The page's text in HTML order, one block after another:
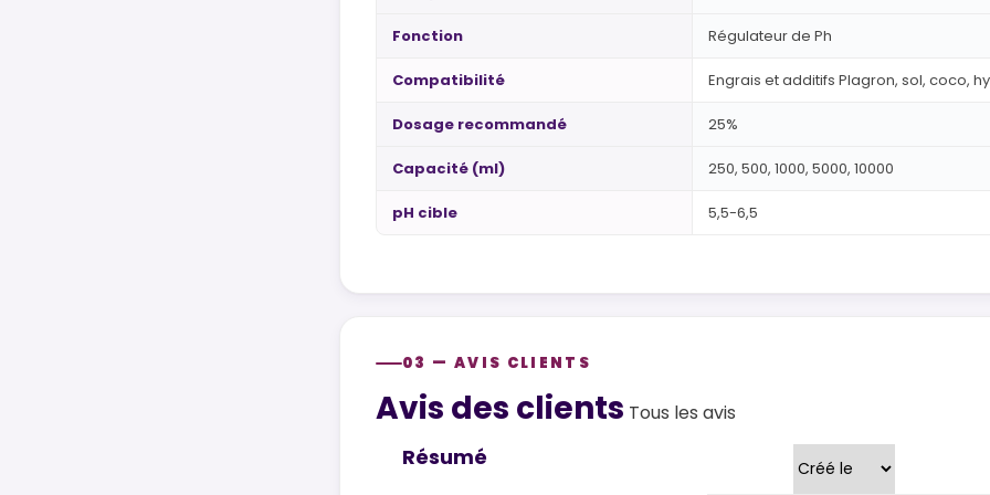
Fonction Régulateur de Ph
Compatibilité Engrais et additifs Plagron, sol, coco,
Dosage recommandé 25%
Capacité (ml) 250, 500, 1000, 5000, 10000
pH cible 5,5-6,5
03 — AVIS CLIENTS
Customer reviews
Avis des clients Tous les avis
Résumé